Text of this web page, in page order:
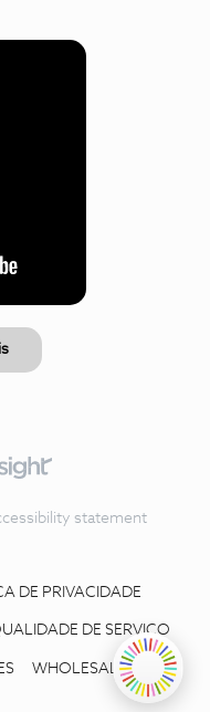
statement
DE PRIVACIDADE
DE SERVIÇO
WHOLESALE